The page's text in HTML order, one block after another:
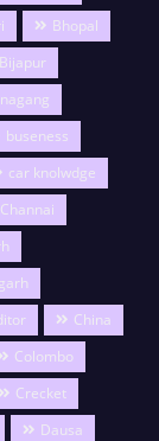
Bhopal
Bijapur
buseness
car knolwdge
Channai
China
Colombo
Crecket
Dausa